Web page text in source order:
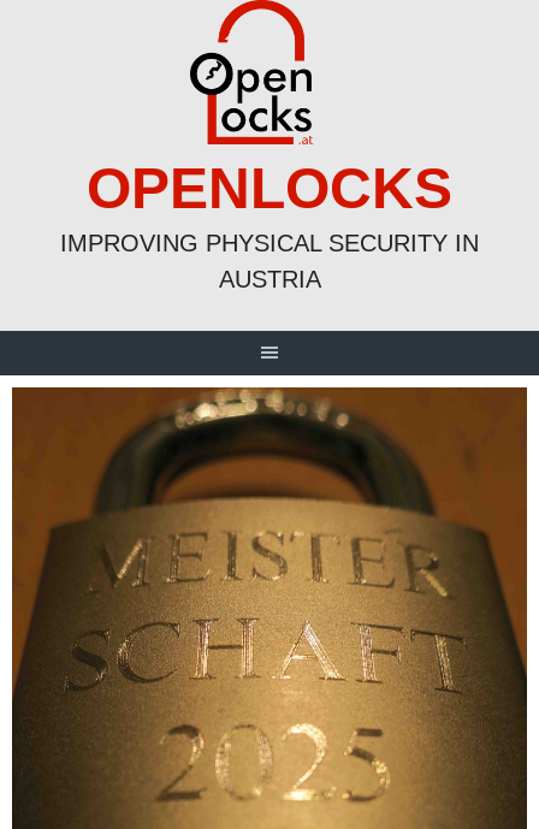
OPENLOCKS
IMPROVING PHYSICAL SECURITY IN
AUSTRIA